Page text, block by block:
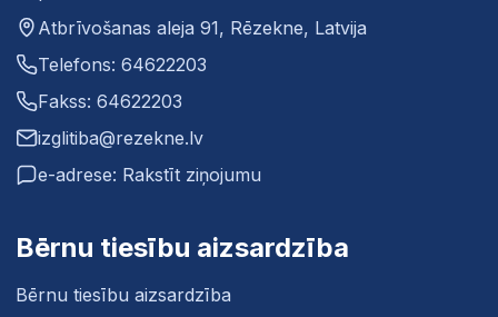
Atbrīvošanas aleja 91, Rēzekne, Latvija
Telefons: 64622203
Fakss: 64622203
izglitiba@rezekne.lv
e-adrese: Rakstīt ziņojumu
Bērnu tiesību aizsardzība
Bērnu tiesību aizsardzība